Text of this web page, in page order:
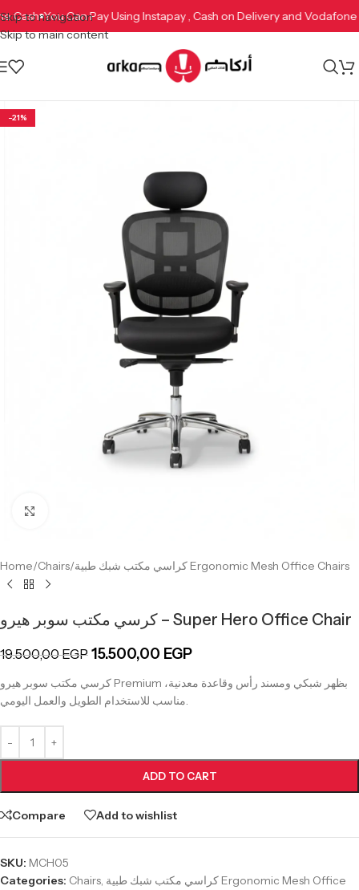
Skip to navigation
Skip to main content
Cash You Can Pay Using Instapay , Cash on Delivery and
-21%
Home/Chairs/ كراسي مكتب شبك طبية Ergonomic Mesh Office Chairs
كرسي مكتب سوبر هيرو – Super Hero Office Chair
19.500,00EGP 15.500,00 EGP
كرسي مكتب سوبر هيرو Premium بظهر شبكي ومسند رأس وقاعدة معدنية،
مناسب للاستخدام الطويل والعمل اليومي.
ADD TO CART
Compare Add to wishlist
SKU: MCH05
Categories: Chairs, كراسي مكتب شبك طبية Ergonomic Mesh Office